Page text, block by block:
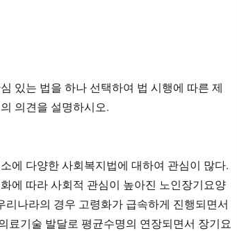
있는 법을 하나 선택하여 법 시행에 따른 제
의견을 설명하시오.
에 다양한 사회복지법에 대하여 관심이 많다.
에 따라 사회적 관심이 높아진 노인장기요양
리나라의 경우 고령화가 급속하게 진행되면서
료기술 발달로 평균수명의 연장되면서 장기요